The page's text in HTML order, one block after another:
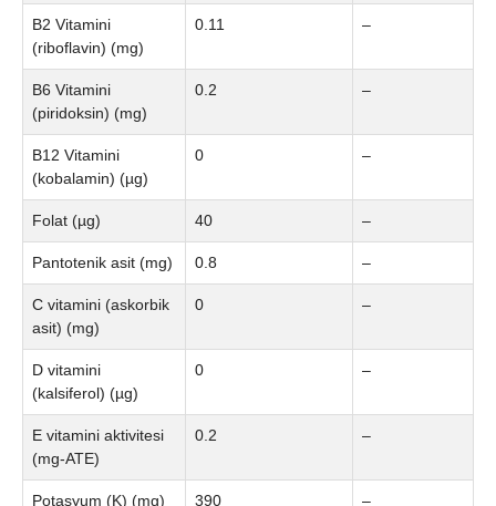
B2 Vitamini
(riboflavin) (mg)
0.11 –
B6 Vitamini
(piridoksin) (mg)
0.2 –
B12 Vitamini
(kobalamin) (µg)
0 –
Folat (µg) 40 –
Pantotenik asit (mg) 0.8 –
C vitamini (askorbik
asit) (mg)
0 –
D vitamini
(kalsiferol) (µg)
0 –
E vitamini aktivitesi
(mg-ATE)
0.2 –
Potasyum (K) (mg) 390 –